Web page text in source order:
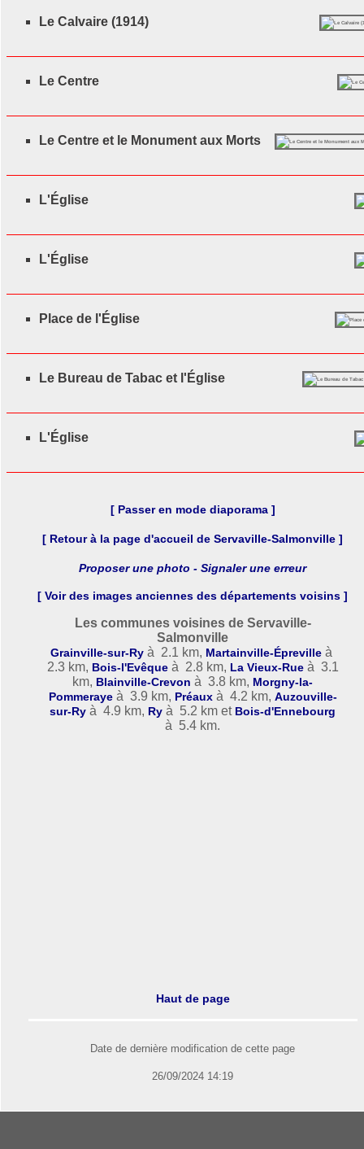
Le Calvaire (1914)
Le Centre
Le Centre et le Monument aux Morts
L'Église
L'Église
Place de l'Église
Le Bureau de Tabac et l'Église
L'Église
[ Passer en mode diaporama ]
[ Retour à la page d'accueil de Servaville-Salmonville ]
Proposer une photo - Signaler une erreur
[ Voir des images anciennes des départements voisins ]
Les communes voisines de Servaville-
Salmonville
Grainville-sur-Ry à 2.1 km, Martainville-Épreville à
2.3 km, Bois-l'Evêque à 2.8 km, La Vieux-Rue à 3.1
km, Blainville-Crevon à 3.8 km, Morgny-la-
Pommeraye à 3.9 km, Préaux à 4.2 km, Auzouville-
sur-Ry à 4.9 km, Ry à 5.2 km et Bois-d'Ennebourg
à 5.4 km.
Haut de page
Date de dernière modification de cette page
26/09/2024 14:19